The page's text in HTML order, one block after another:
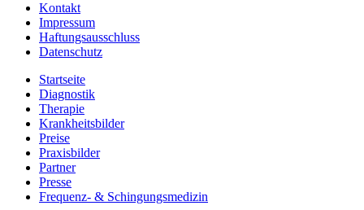
Kontakt
Impressum
Haftungsausschluss
Datenschutz
Startseite
Diagnostik
Therapie
Krankheitsbilder
Preise
Praxisbilder
Partner
Presse
Frequenz- & Schingungsmedizin